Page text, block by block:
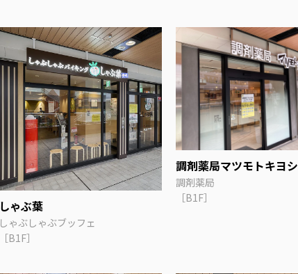
しゃぶ葉
しゃぶしゃぶブッフェ
［B1F］
調剤薬局マツモトキヨシ
調剤薬局
［B1F］